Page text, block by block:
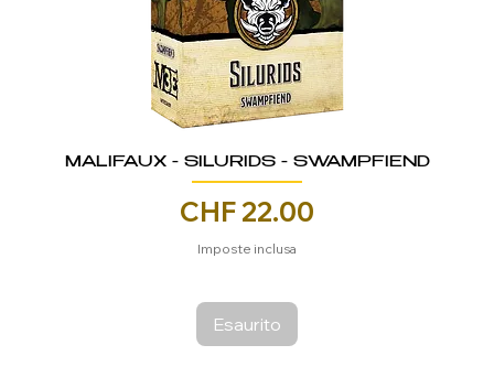
MALIFAUX - SILURIDS - SWAMPFIEND
Prezzo
CHF 22.00
Imposte inclusa
Esaurito